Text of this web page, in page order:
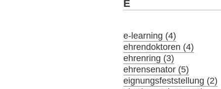
E
e-learning (4)
ehrendoktoren (4)
ehrenring (3)
ehrensenator (5)
eignungsfeststellung (2)